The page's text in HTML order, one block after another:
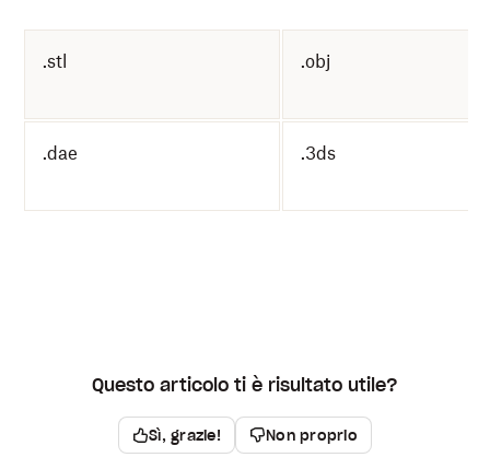
.stl .obj
.dae .3ds
Questo articolo ti è risultato utile?
Sì, grazie! Non proprio